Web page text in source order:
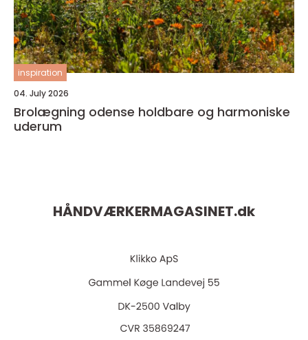
inspiration
04. July 2026
Brolægning odense holdbare og harmoniske
uderum
HÅNDVÆRKERMAGASINET.dk